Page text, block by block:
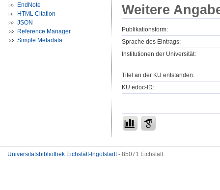
EndNote
HTML Citation
JSON
Reference Manager
Simple Metadata
Weitere
Publikationsform:
Sprache des Eintrags:
Institutionen der Universität:
Titel an der KU entstanden:
KU.edoc-ID:
Universitätsbibliothek Eichstätt-Ingolstadt- 85071 Eichstätt